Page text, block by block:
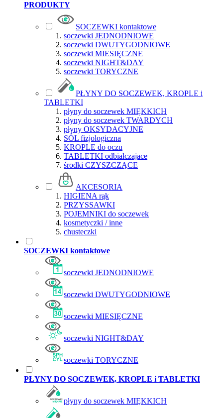
PRODUKTY
SOCZEWKI kontaktowe
soczewki JEDNODNIOWE
soczewki DWUTYGODNIOWE
soczewki MIESIĘCZNE
soczewki NIGHT&DAY
soczewki TORYCZNE
PŁYNY DO SOCZEWEK, KROPLE i
TABLETKI
płyny do soczewek MIĘKKICH
płyny do soczewek TWARDYCH
płyny OKSYDACYJNE
SÓL fizjologiczna
KROPLE do oczu
TABLETKI odbiałczajace
środki CZYSZCZĄCE
AKCESORIA
HIGIENA rąk
PRZYSSAWKI
POJEMNIKI do soczewek
kosmetyczki / inne
chusteczki
SOCZEWKI kontaktowe
soczewki JEDNODNIOWE
soczewki DWUTYGODNIOWE
soczewki MIESIĘCZNE
soczewki NIGHT&DAY
soczewki TORYCZNE
PŁYNY DO SOCZEWEK, KROPLE i TABLETKI
płyny do soczewek MIĘKKICH